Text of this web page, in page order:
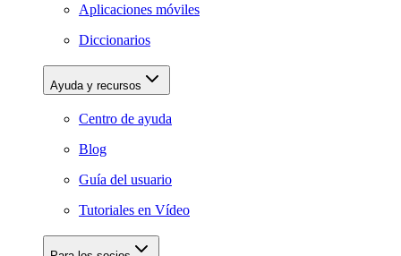
Aplicaciones móviles
Diccionarios
Ayuda y recursos
Centro de ayuda
Blog
Guía del usuario
Tutoriales en Vídeo